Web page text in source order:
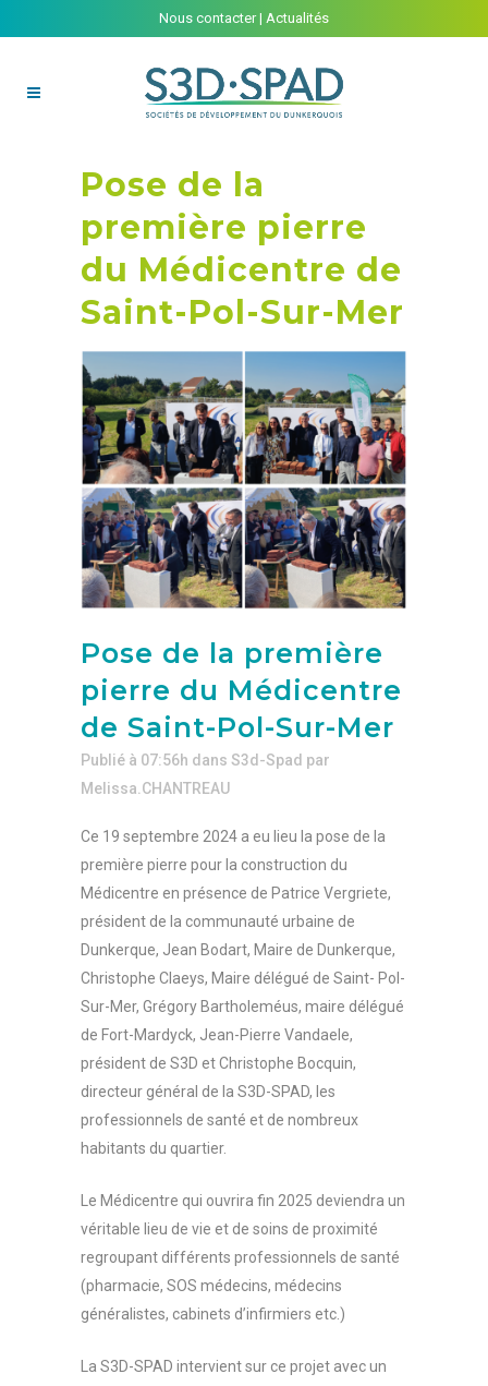
Nous contacter| Actualités
Pose de la
première pierre
du Médicentre de
Saint-Pol-Sur-Mer
Pose de la première
pierre du Médicentre
de Saint-Pol-Sur-Mer
Publié à 07:56h dans S3d-Spad par
Melissa.CHANTREAU
Ce 19 septembre 2024 a eu lieu la pose de la
première pierre pour la construction du
Médicentre en présence de Patrice Vergriete,
président de la communauté urbaine de
Dunkerque, Jean Bodart, Maire de Dunkerque,
Christophe Claeys, Maire délégué de Saint- Pol-
Sur-Mer, Grégory Bartholeméus, maire délégué
de Fort-Mardyck, Jean-Pierre Vandaele,
président de S3D et Christophe Bocquin,
directeur général de la S3D-SPAD, les
professionnels de santé et de nombreux
habitants du quartier.
Le Médicentre qui ouvrira fin 2025 deviendra un
véritable lieu de vie et de soins de proximité
regroupant différents professionnels de santé
(pharmacie, SOS médecins, médecins
généralistes, cabinets d’infirmiers etc.)
La S3D-SPAD intervient sur ce projet avec un